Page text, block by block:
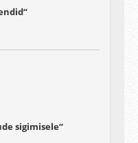
sigimisele“